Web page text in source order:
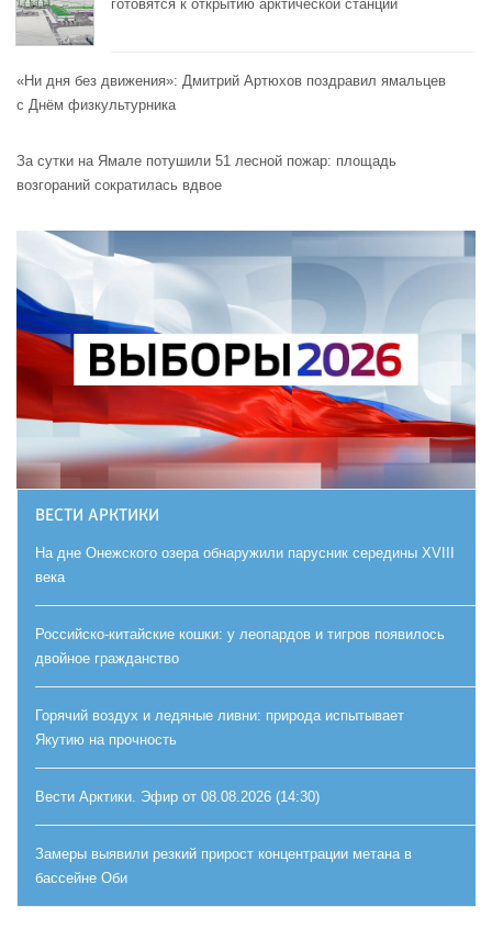
готовятся к открытию арктической станции
«Ни дня без движения»: Дмитрий Артюхов поздравил ямальцев
с Днём физкультурника
За сутки на Ямале потушили 51 лесной пожар: площадь
возгораний сократилась вдвое
ВЕСТИ АРКТИКИ
На дне Онежского озера обнаружили парусник середины XVIII
века
Российско-китайские кошки: у леопардов и тигров появилось
двойное гражданство
Горячий воздух и ледяные ливни: природа испытывает
Якутию на прочность
Вести Арктики. Эфир от 08.08.2026 (14:30)
Замеры выявили резкий прирост концентрации метана в
бассейне Оби